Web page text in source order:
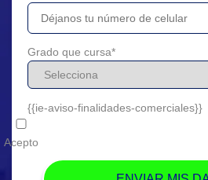
Grado que cursa*
{{ie-aviso-finalidades-comerciales}}
Acepto